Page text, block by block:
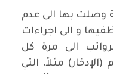
وصلت بها الى عدم
و الى اجراءات
الى مرة كل
مثلاً، التي